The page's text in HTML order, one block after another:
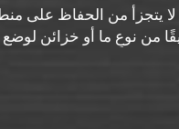
لا يتجزأ من الحفاظ على
من نوعٍ ما أو خزائن
وكذلك طريقة